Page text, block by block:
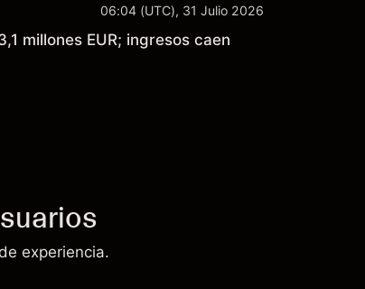
06:04 (UTC), 31 Julio 2026
millones EUR; ingresos caen
experiencia.